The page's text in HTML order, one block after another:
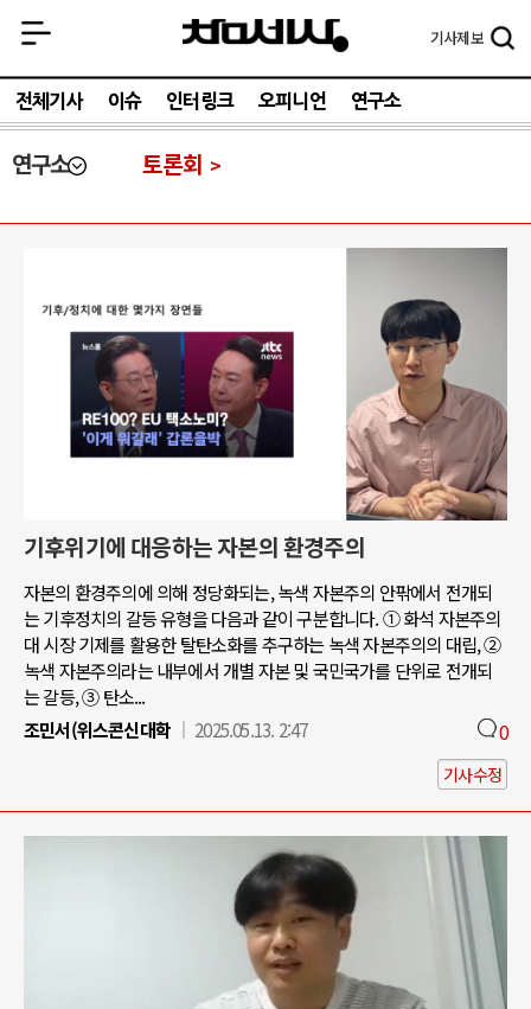
기사제보
전체기사 이슈 인터링크 오피니언 연구소
연구소 토론회
기후위기에 대응하는 자본의 환경주의
자본의 환경주의에 의해 정당화되는, 녹색 자본주의 안팎에서 전개되
는 기후정치의 갈등 유형을 다음과 같이 구분합니다. ① 화석 자본주의
대 시장 기제를 활용한 탈탄소화를 추구하는 녹색 자본주의의 대립, ②
녹색 자본주의라는 내부에서 개별 자본 및 국민국가를 단위로 전개되
는 갈등, ③ 탄소...
조민서(위스콘신대학
2025.05.13. 2:47 0
기사수정